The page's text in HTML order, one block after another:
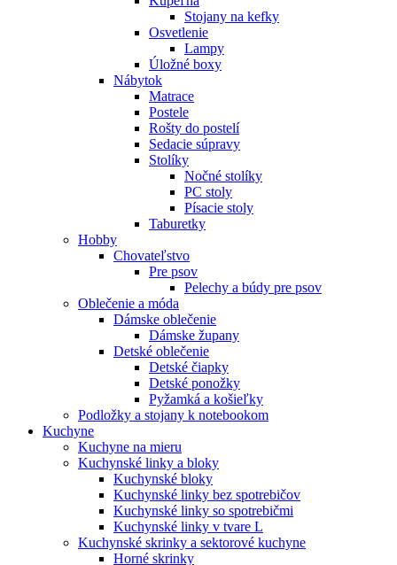
Stojany na kefky
Osvetlenie
Lampy
Úložné boxy
Nábytok
Matrace
Postele
Rošty do postelí
Sedacie súpravy
Stolíky
Nočné stolíky
PC stoly
Písacie stoly
Taburetky
Hobby
Chovateľstvo
Pre psov
Pelechy a búdy pre psov
Oblečenie a móda
Dámske oblečenie
Dámske župany
Detské oblečenie
Detské čiapky
Detské ponožky
Pyžamká a košieľky
Podložky a stojany k notebookom
Kuchyne
Kuchyne na mieru
Kuchynské linky a bloky
Kuchynské bloky
Kuchynské linky bez spotrebičov
Kuchynské linky so spotrebičmi
Kuchynské linky v tvare L
Kuchynské skrinky a sektorové kuchyne
Horné skrinky